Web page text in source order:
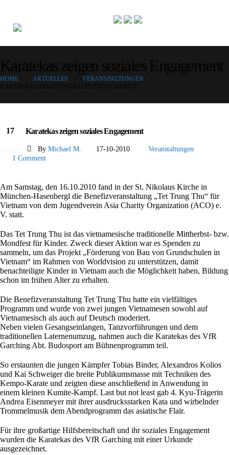
HOME AKTUELLES
VERANSTALTUNGEN
17 Karatekas zeigen soziales Engagement
ByMichael M. 17-10-2010
Veranstaltungen
1 Comment
Am Samstag, den 16.10.2010 fand in der St. Nikolaus Kirche in
München-Hasenbergl die Benefizveranstaltung „Tet Trung Thu“ für
Vietnam von dem Jugendverein Asia Charity Organization (ACO) e.
V. statt.
Das Tet Trung Thu ist das vietnamesische traditionelle Mittherbst- bzw.
Mondfest für Kinder. Zweck dieser Aktion war es Spenden zu
sammeln, um das Projekt „Förderung von Bau von Grundschulen in
Vietnam“ im Rahmen von Worldvision zu unterstützen, damit
benachteiligte Kinder in Vietnam auch die Möglichkeit haben, Bildung
schon im frühen Alter zu erhalten.
Die Benefizveranstaltung Tet Trung Thu hatte ein vielfältiges
Programm und wurde von zwei jungen Vietnamesen sowohl auf
Vietnamesisch als auch auf Deutsch moderiert.
Neben vielen Gesangseinlangen, Tanzvorführungen und dem
traditionellen Laternenumzug, nahmen auch die Karatekas des VfR
Garching Abt. Budosport am Bühnenprogramm teil.
So erstaunten die jungen Kämpfer Tobias Binder, Alexandros Kolios
und Kai Schweiger die breite Publikumsmasse mit Techniken des
Kempo-Karate und zeigten diese anschließend in Anwendung in
einem kleinen Kumite-Kampf. Last but not least gab 4. Kyu-Trägerin
Andrea Eisenmeyer mit ihrer ausdrucksstarken Kata und wirbelnder
Trommelmusik dem Abendprogramm das asiatische Flair.
Für ihre großartige Hilfsbereitschaft und ihr soziales Engagement
wurden die Karatekas des VfR Garching mit einer Urkunde
ausgezeichnet.